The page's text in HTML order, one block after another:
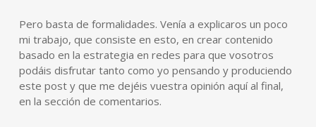
Pero basta de formalidades. Venía a explicaros un poco
mi trabajo, que consiste en esto, en crear contenido
basado en la estrategia en redes para que vosotros
podáis disfrutar tanto como yo pensando y produciendo
este post y que me dejéis vuestra opinión aquí al final,
en la sección de comentarios.